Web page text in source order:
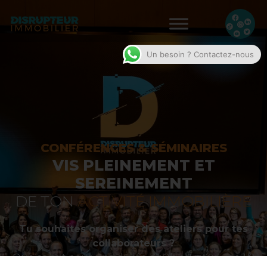
CONFÉRENCES & SÉMINAIRES
VIS PLEINEMENT ET
SEREINEMENT
DE TON ACTIVITÉ IMMOBILIÈRE
Tu souhaites organiser des ateliers pour tes
collaborateurs ?
Un besoin ? Contactez-nous